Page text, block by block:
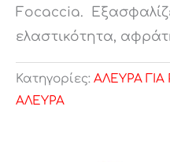
Focaccia.
ελαστικότητα,
Κατηγορίες: ΑΛΕΥΡΑ ΓΙΑ
ΑΛΕΥΡΑ